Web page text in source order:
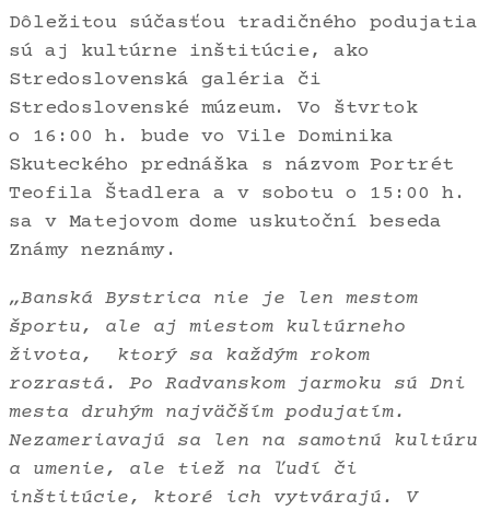
Dôležitou súčasťou tradičného podujatia
sú aj kultúrne inštitúcie, ako
Stredoslovenská galéria či
Stredoslovenské múzeum. Vo štvrtok
o 16:00 h. bude vo Vile Dominika
Skuteckého prednáška s názvom Portrét
Teofila Štadlera a v sobotu o 15:00 h.
sa v Matejovom dome uskutoční beseda
Známy neznámy.
„Banská Bystrica nie je len mestom
športu, ale aj miestom kultúrneho
života, ktorý sa každým rokom
rozrastá. Po Radvanskom jarmoku sú Dni
mesta druhým najväčším podujatím.
Nezameriavajú sa len na samotnú kultúru
a umenie, ale tiež na ľudí či
inštitúcie, ktoré ich vytvárajú. V